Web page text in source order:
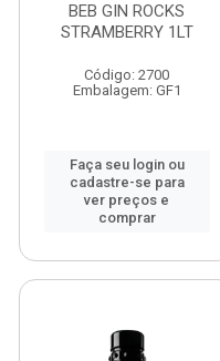
BEB GIN ROCKS
STRAMBERRY 1LT
Código: 2700
Embalagem: GF1
Faça seu login ou
cadastre-se para
ver preços e
comprar